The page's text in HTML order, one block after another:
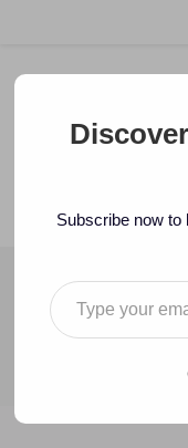
BLOG
2010 > June > 26
Subscribe now to
Type your email…